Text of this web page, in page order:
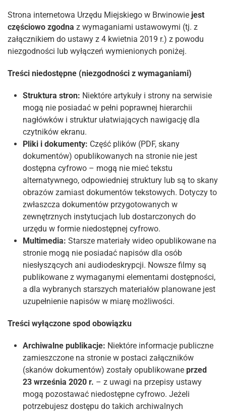
Strona internetowa Urzędu Miejskiego w Brwinowie jest
częściowo zgodna z wymaganiami ustawowymi (tj. z
załącznikiem do ustawy z 4 kwietnia 2019 r.) z powodu
niezgodności lub wyłączeń wymienionych poniżej.
Treści niedostępne (niezgodności z wymaganiami)
Struktura stron: Niektóre artykuły i strony na serwisie
mogą nie posiadać w pełni poprawnej hierarchii
nagłówków i struktur ułatwiających nawigację dla
czytników ekranu.
Pliki i dokumenty: Część plików (PDF, skany
dokumentów) opublikowanych na stronie nie jest
dostępna cyfrowo – mogą nie mieć tekstu
alternatywnego, odpowiedniej struktury lub są to skany
obrazów zamiast dokumentów tekstowych. Dotyczy to
zwłaszcza dokumentów przygotowanych w
zewnętrznych instytucjach lub dostarczonych do
urzędu w formie niedostępnej cyfrowo.
Multimedia: Starsze materiały wideo opublikowane na
stronie mogą nie posiadać napisów dla osób
niesłyszących ani audiodeskrypcji. Nowsze filmy są
publikowane z wymaganymi elementami dostępności,
a dla wybranych starszych materiałów planowane jest
uzupełnienie napisów w miarę możliwości.
Treści wyłączone spod obowiązku
Archiwalne publikacje: Niektóre informacje publiczne
zamieszczone na stronie w postaci załączników
(skanów dokumentów) zostały opublikowane przed
23 września 2020 r. – z uwagi na przepisy ustawy
mogą pozostawać niedostępne cyfrowo. Jeżeli
potrzebujesz dostępu do takich archiwalnych